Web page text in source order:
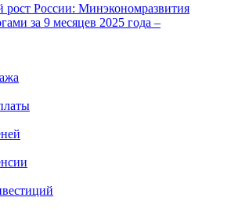
рост России: Минэкономразвития
за 9 месяцев 2025 года –